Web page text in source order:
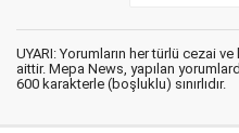
UYARI: Yorumların her türlü cezai
aittir. Mepa News, yapılan
600 karakterle (boşluklu) sınırlıdır.